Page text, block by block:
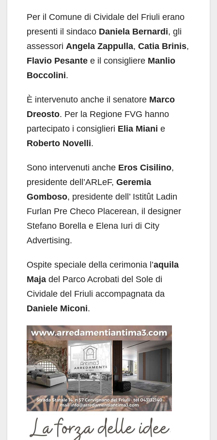
Per il Comune di Cividale del Friuli erano
presenti il sindaco Daniela Bernardi, gli
assessori Angela Zappulla, Catia Brinis,
Flavio Pesante e il consigliere Manlio
Boccolini.
È intervenuto anche il senatore Marco
Dreosto. Per la Regione FVG hanno
partecipato i consiglieri Elia Miani e
Roberto Novelli.
Sono intervenuti anche Eros Cisilino,
presidente dell’ARLeF, Geremia
Gomboso, presidente dell’ Istitût Ladin
Furlan Pre Checo Placerean, il designer
Stefano Borella e Elena Iuri di City
Advertising.
Ospite speciale della cerimonia l’aquila
Maja del Parco Acrobati del Sole di
Cividale del Friuli accompagnata da
Daniele Miconi.